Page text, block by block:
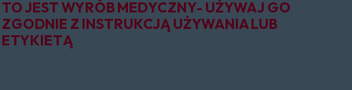
TO JEST WYRÓB MEDYCZNY- UŻYWAJ GO
ZGODNIE Z INSTRUKCJĄUŻYWANIA LUB
ETYKIETĄ